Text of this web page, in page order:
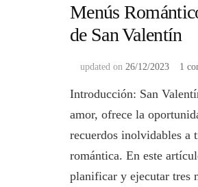
Menús
de San Valentín
updated on 26/12/2023 1
Introducción: San
amor, ofrece la
recuerdos inolvidables a
romántica. En este
planificar y ejecutar tres